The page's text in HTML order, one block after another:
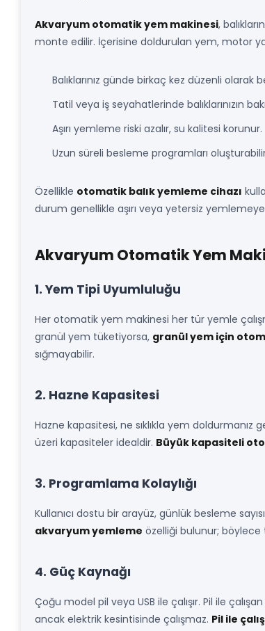
Akvaryum otomatik yem makinesi,
monte edilir. İçerisine doldurulan yem, motor
Balıklarınız günde birkaç kez düzenli olarak
Tatil veya iş seyahatlerinde balıklarınızın
Aşırı yemleme riski azalır, su kalitesi korunur.
Uzun süreli besleme programları
Özellikle otomatik balık yemleme cihazı
durum genellikle aşırı veya yetersiz
Akvaryum Otomatik Yem
1. Yem Tipi Uyumluluğu
Her otomatik yem makinesi her tür yemle
granül yem tüketiyorsa, granül yem için
sığmayabilir.
2. Hazne Kapasitesi
Hazne kapasitesi, ne sıklıkla yem
üzeri kapasiteler idealdir. Büyük kapasiteli
3. Programlama Kolaylığı
Kullanıcı dostu bir arayüz, günlük besleme
akvaryum yemleme özelliği bulunur;
4. Güç Kaynağı
Çoğu model pil veya USB ile çalışır. Pil ile
ancak elektrik kesintisinde çalışmaz. Pil ile